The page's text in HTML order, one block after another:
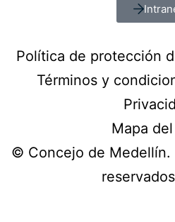
Política de protección
Términos y
Mapa
© Concejo de Medellín.